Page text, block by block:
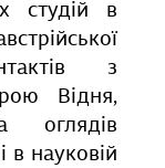
студій в
з
Відня,
оглядів
в науковій